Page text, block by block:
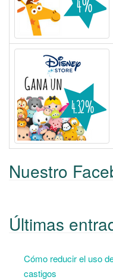
Nuestro
Últimas
Cómo reducir el uso
castigos